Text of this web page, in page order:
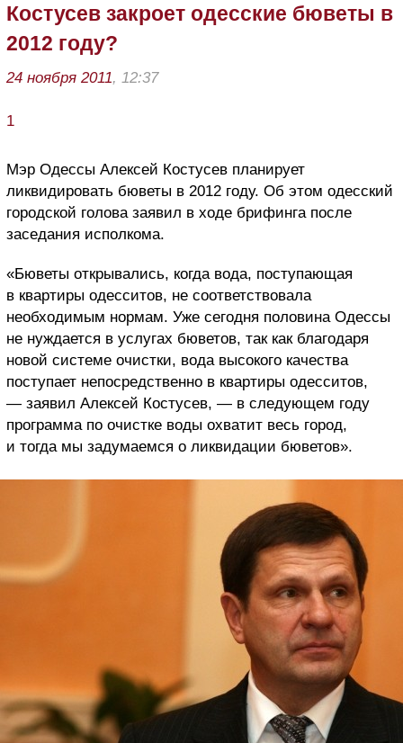
Костусев закроет одесские бюветы в
2012 году?
24 ноября 2011, 12:37
1
Мэр Одессы Алексей Костусев планирует
ликвидировать бюветы в 2012 году. Об этом одесский
городской голова заявил в ходе брифинга после
заседания исполкома.
«Бюветы открывались, когда вода, поступающая
в квартиры одесситов, не соответствовала
необходимым нормам. Уже сегодня половина Одессы
не нуждается в услугах бюветов, так как благодаря
новой системе очистки, вода высокого качества
поступает непосредственно в квартиры одесситов,
— заявил Алексей Костусев, — в следующем году
программа по очистке воды охватит весь город,
и тогда мы задумаемся о ликвидации бюветов».